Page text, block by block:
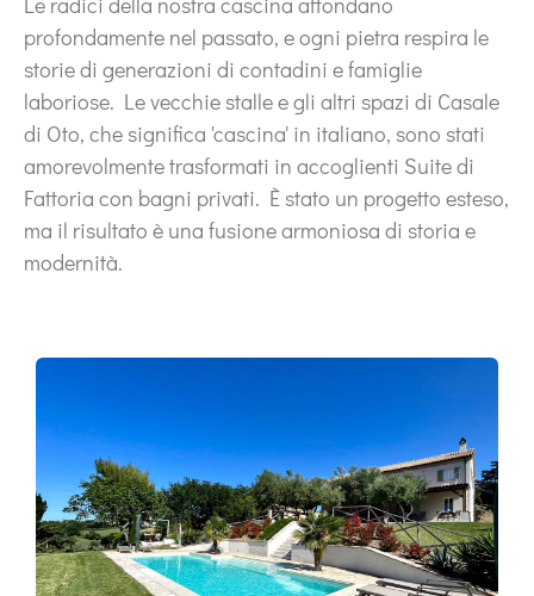
profondamente nel passato, e ogni pietra respira le
storie di generazioni di contadini e famiglie
laboriose. Le vecchie stalle e gli altri spazi di Casale
di Oto, che significa 'cascina' in italiano, sono stati
amorevolmente trasformati in accoglienti Suite di
Fattoria con bagni privati. È stato un progetto esteso,
ma il risultato è una fusione armoniosa di storia e
modernità.